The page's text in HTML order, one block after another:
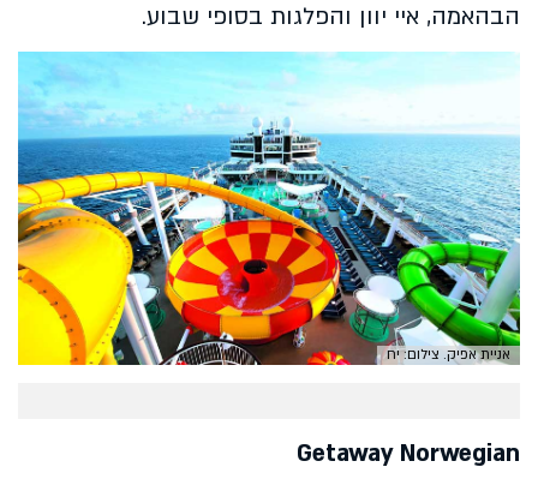
הבהאמה, איי יוון והפלגות בסופי שבוע.
אניית אפיק. צילום: יח
Getaway Norwegian